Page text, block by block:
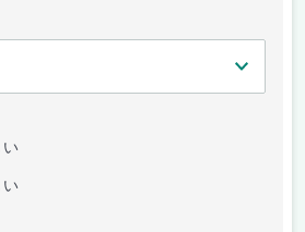
い
い